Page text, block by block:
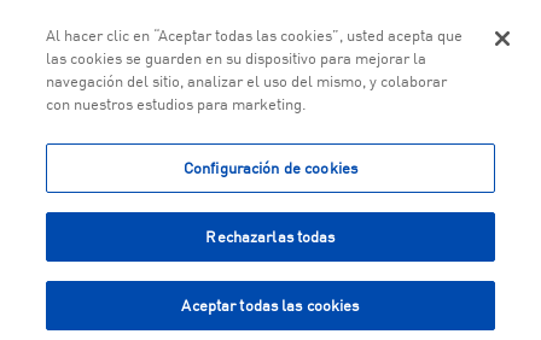
Al hacer clic en “Aceptar todas las cookies”, usted acepta que
las cookies se guarden en su dispositivo para mejorar la
navegación del sitio, analizar el uso del mismo, y colaborar
con nuestros estudios para marketing.
Configuración de cookies
Rechazarlas todas
Aceptar todas las cookies